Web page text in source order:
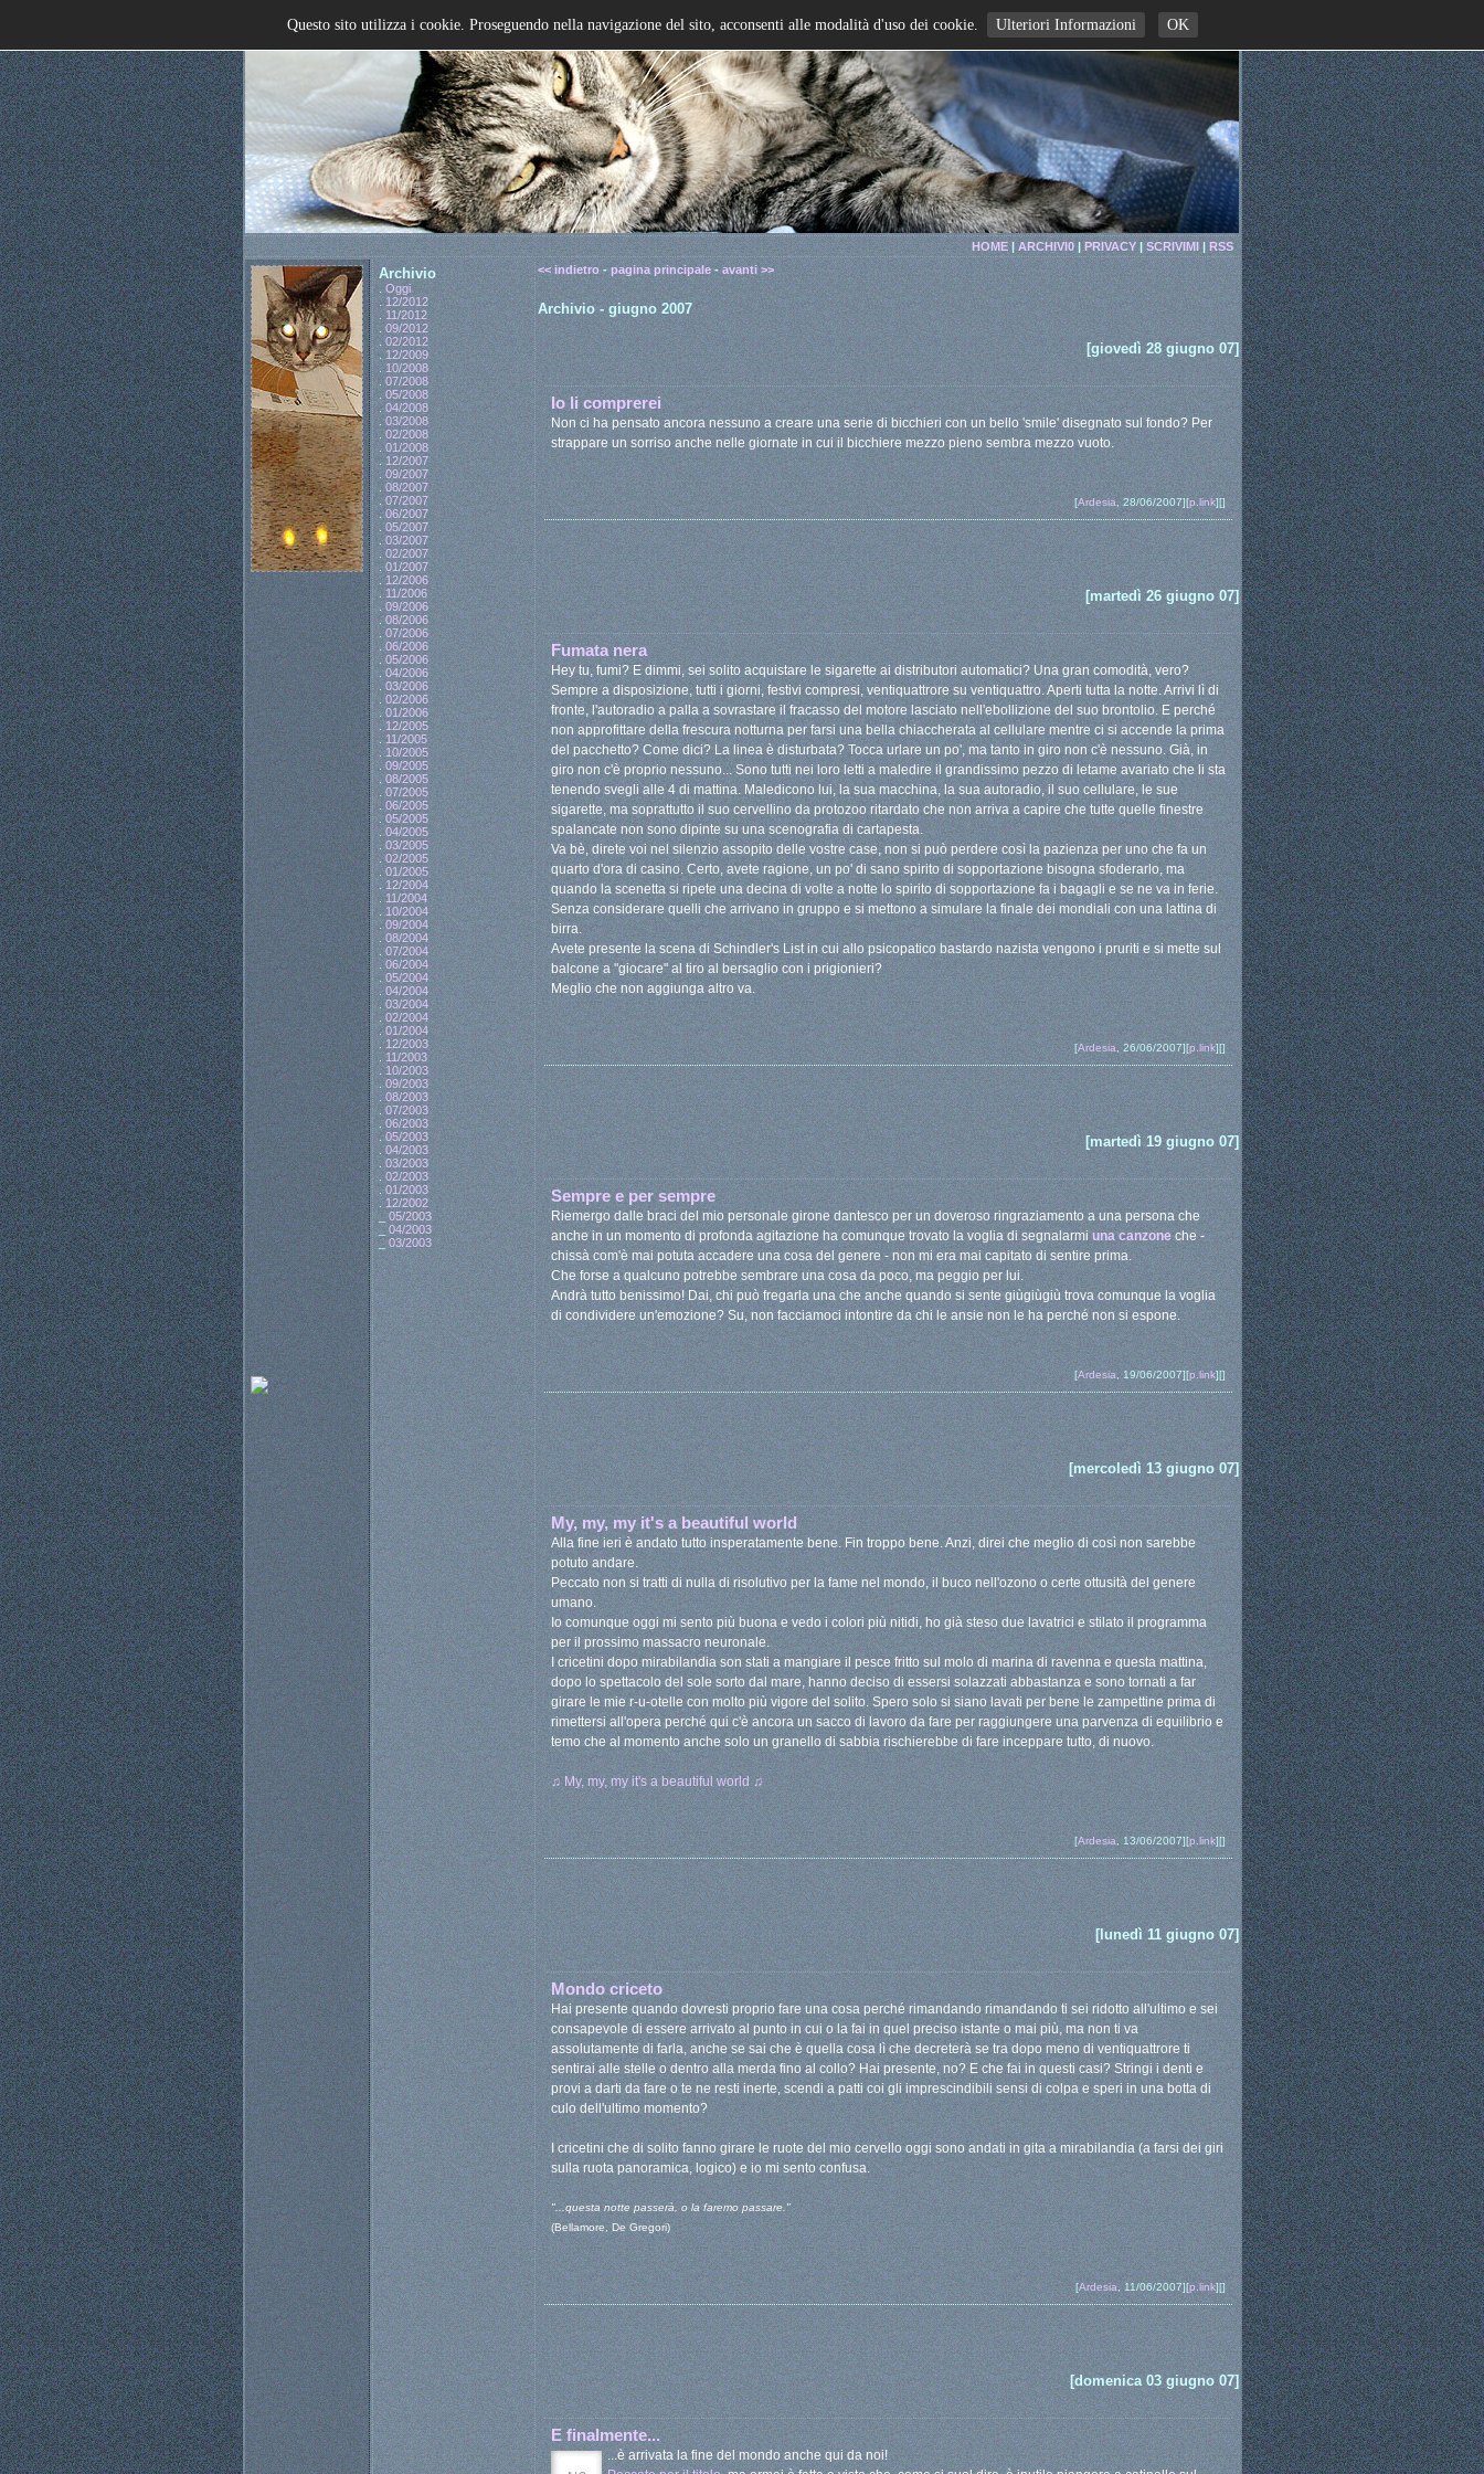
HOME|ARCHIVI0|PRIVACY|SCRIVIMI|RSS
Archivio
.Oggi
.12/2012
.11/2012
.09/2012
.02/2012
.12/2009
.10/2008
.07/2008
.05/2008
.04/2008
.03/2008
.02/2008
.01/2008
.12/2007
.09/2007
.08/2007
.07/2007
.06/2007
.05/2007
.03/2007
.02/2007
.01/2007
.12/2006
.11/2006
.09/2006
.08/2006
.07/2006
.06/2006
.05/2006
.04/2006
.03/2006
.02/2006
.01/2006
.12/2005
.11/2005
.10/2005
.09/2005
.08/2005
.07/2005
.06/2005
.05/2005
.04/2005
.03/2005
.02/2005
.01/2005
.12/2004
.11/2004
.10/2004
.09/2004
.08/2004
.07/2004
.06/2004
.05/2004
.04/2004
.03/2004
.02/2004
.01/2004
.12/2003
.11/2003
.10/2003
.09/2003
.08/2003
.07/2003
.06/2003
.05/2003
.04/2003
.03/2003
.02/2003
.01/2003
.12/2002
_05/2003
_04/2003
_03/2003
<< indietro-pagina principale-avanti >>
Archivio - giugno 2007
[giovedì 28 giugno 07]
Io li comprerei
Non ci ha pensato ancora nessuno a creare una serie di bicchieri con un bello 'smile' disegnato sul fondo? Per
strappare un sorriso anche nelle giornate in cui il bicchiere mezzo pieno sembra mezzo vuoto.
[Ardesia, 28/06/2007][p.link][]
[martedì 26 giugno 07]
Fumata nera
Hey tu, fumi? E dimmi, sei solito acquistare le sigarette ai distributori automatici? Una gran comodità, vero?
Sempre a disposizione, tutti i giorni, festivi compresi, ventiquattrore su ventiquattro. Aperti tutta la notte. Arrivi lì di
fronte, l'autoradio a palla a sovrastare il fracasso del motore lasciato nell'ebollizione del suo brontolio. E perché
non approfittare della frescura notturna per farsi una bella chiaccherata al cellulare mentre ci si accende la prima
del pacchetto? Come dici? La linea è disturbata? Tocca urlare un po', ma tanto in giro non c'è nessuno. Già, in
giro non c'è proprio nessuno... Sono tutti nei loro letti a maledire il grandissimo pezzo di letame avariato che li sta
tenendo svegli alle 4 di mattina. Maledicono lui, la sua macchina, la sua autoradio, il suo cellulare, le sue
sigarette, ma soprattutto il suo cervellino da protozoo ritardato che non arriva a capire che tutte quelle finestre
spalancate non sono dipinte su una scenografia di cartapesta.
Va bè, direte voi nel silenzio assopito delle vostre case, non si può perdere così la pazienza per uno che fa un
quarto d'ora di casino. Certo, avete ragione, un po' di sano spirito di sopportazione bisogna sfoderarlo, ma
quando la scenetta si ripete una decina di volte a notte lo spirito di sopportazione fa i bagagli e se ne va in ferie.
Senza considerare quelli che arrivano in gruppo e si mettono a simulare la finale dei mondiali con una lattina di
birra.
Avete presente la scena di Schindler's List in cui allo psicopatico bastardo nazista vengono i pruriti e si mette sul
balcone a "giocare" al tiro al bersaglio con i prigionieri?
Meglio che non aggiunga altro va.
[Ardesia, 26/06/2007][p.link][]
[martedì 19 giugno 07]
Sempre e per sempre
Riemergo dalle braci del mio personale girone dantesco per un doveroso ringraziamento a una persona che
anche in un momento di profonda agitazione ha comunque trovato la voglia di segnalarmiuna canzoneche -
chissà com'è mai potuta accadere una cosa del genere - non mi era mai capitato di sentire prima.
Che forse a qualcuno potrebbe sembrare una cosa da poco, ma peggio per lui.
Andrà tutto benissimo! Dai, chi può fregarla una che anche quando si sente giùgiùgiù trova comunque la voglia
di condividere un'emozione? Su, non facciamoci intontire da chi le ansie non le ha perché non si espone.
[Ardesia , 19/06/2007][p.link][]
[mercoledì 13 giugno 07]
My, my, my it's a beautiful world
Alla fine ieri è andato tutto insperatamente bene. Fin troppo bene. Anzi, direi che meglio di così non sarebbe
potuto andare.
Peccato non si tratti di nulla di risolutivo per la fame nel mondo, il buco nell'ozono o certe ottusità del genere
umano.
Io comunque oggi mi sento più buona e vedo i colori più nitidi, ho già steso due lavatrici e stilato il programma
per il prossimo massacro neuronale.
I cricetini dopo mirabilandia son stati a mangiare il pesce fritto sul molo di marina di ravenna e questa mattina,
dopo lo spettacolo del sole sorto dal mare, hanno deciso di essersi solazzati abbastanza e sono tornati a far
girare le mie r-u-otelle con molto più vigore del solito. Spero solo si siano lavati per bene le zampettine prima di
rimettersi all'opera perché qui c'è ancora un sacco di lavoro da fare per raggiungere una parvenza di equilibrio e
temo che al momento anche solo un granello di sabbia rischierebbe di fare inceppare tutto, di nuovo.
♫ My, my, my it's a beautiful world ♫
[Ardesia, 13/06/2007][p.link][]
[lunedì 11 giugno 07]
Mondo criceto
Hai presente quando dovresti proprio fare una cosa perché rimandando rimandando ti sei ridotto all'ultimo e sei
consapevole di essere arrivato al punto in cui o la fai in quel preciso istante o mai più, ma non ti va
assolutamente di farla, anche se sai che è quella cosa lì che decreterà se tra dopo meno di ventiquattrore ti
sentirai alle stelle o dentro alla merda fino al collo? Hai presente, no? E che fai in questi casi? Stringi i denti e
provi a darti da fare o te ne resti inerte, scendi a patti coi gli imprescindibili sensi di colpa e speri in una botta di
culo dell'ultimo momento?
I cricetini che di solito fanno girare le ruote del mio cervello oggi sono andati in gita a mirabilandia (a farsi dei giri
sulla ruota panoramica, logico) e io mi sento confusa.
"...questa notte passerà, o la faremo passare."
(Bellamore, De Gregori)
[Ardesia, 11/06/2007][p.link][]
[domenica 03 giugno 07]
E finalmente...
...è arrivata la fine del mondo anche qui da noi!
Questo sito utilizza i cookie. Proseguendo nella navigazione del sito, acconsenti alle modalità d'uso dei cookie. Ulteriori Informazioni OK